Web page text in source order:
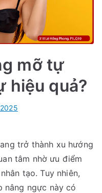
mỡ tự
hiệu quả?
trở thành xu hướng
tâm nhờ ưu điểm
tạo. Tuy nhiên,
nâng ngực này có